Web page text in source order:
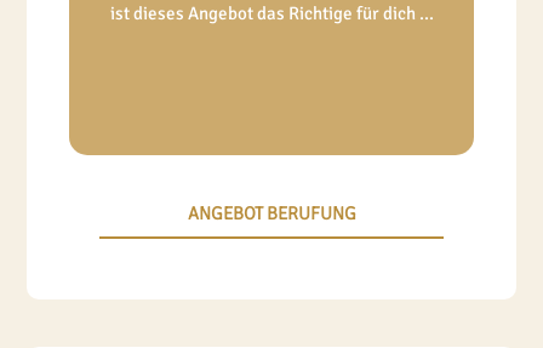
ist dieses Angebot das Richtige für dich ...
ANGEBOT BERUFUNG